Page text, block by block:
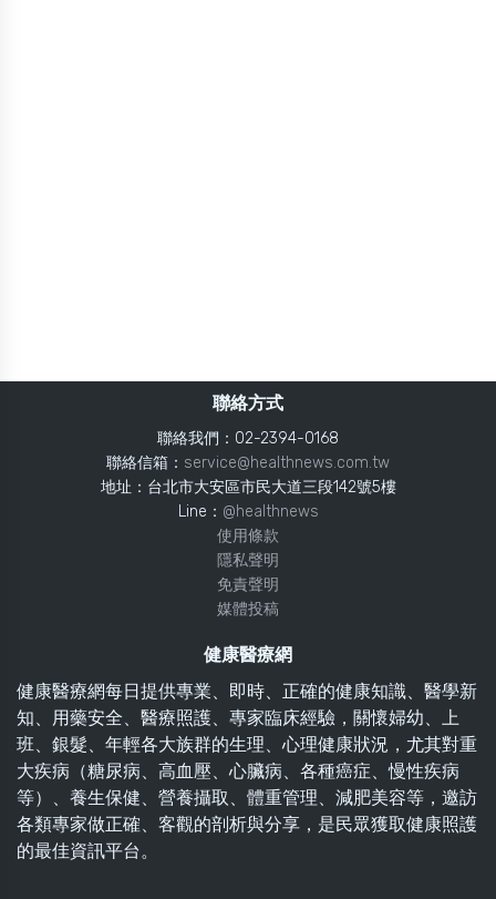
聯絡方式
聯絡我們：02-2394-0168
聯絡信箱： service@healthnews.com.tw
地址：台北市大安區市民大道三段142號5樓
Line： @healthnews
使用條款
隱私聲明
免責聲明
媒體投稿
健康醫療網
健康醫療網每日提供專業、即時、正確的健康知識、醫學新
知、用藥安全、醫療照護、專家臨床經驗，關懷婦幼、上
班、銀髮、年輕各大族群的生理、心理健康狀況，尤其對重
大疾病（糖尿病、高血壓、心臟病、各種癌症、慢性疾病
等）、養生保健、營養攝取、體重管理、減肥美容等，邀訪
各類專家做正確、客觀的剖析與分享，是民眾獲取健康照護
的最佳資訊平台。